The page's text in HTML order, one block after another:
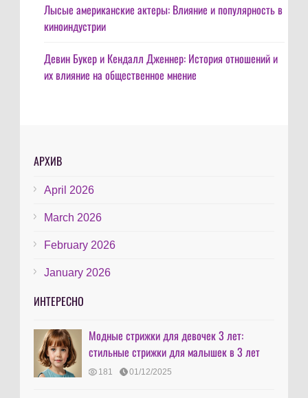
Лысые американские актеры: Влияние и популярность в
киноиндустрии
Девин Букер и Кендалл Дженнер: История отношений и
их влияние на общественное мнение
АРХИВ
April 2026
March 2026
February 2026
January 2026
ИНТЕРЕСНО
Модные стрижки для девочек 3 лет:
стильные стрижки для малышек в 3 лет
181 01/12/2025